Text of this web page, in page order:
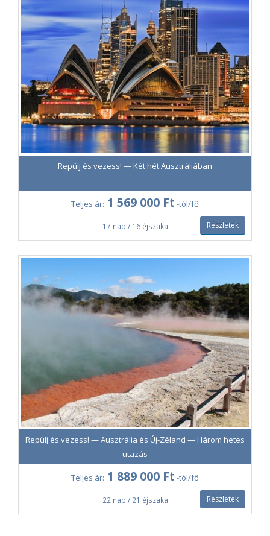
Repülj és vezess! — Két hét Ausztráliában
Teljes ár: 1 569 000 Ft -tól/fő
17 nap / 16 éjszaka Részletek
Repülj és vezess! — Ausztrália és Új-Zéland — Három hetes
utazás
Teljes ár: 1 889 000 Ft -tól/fő
22 nap / 21 éjszaka Részletek